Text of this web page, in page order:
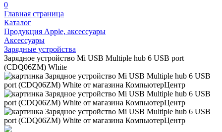
0
Главная страница
Каталог
Продукция Apple, аксессуары
Аксессуары
Зарядные устройства
Зарядное устройство Mi USB Multiple hub 6 USB port
(CDQ06ZM) White